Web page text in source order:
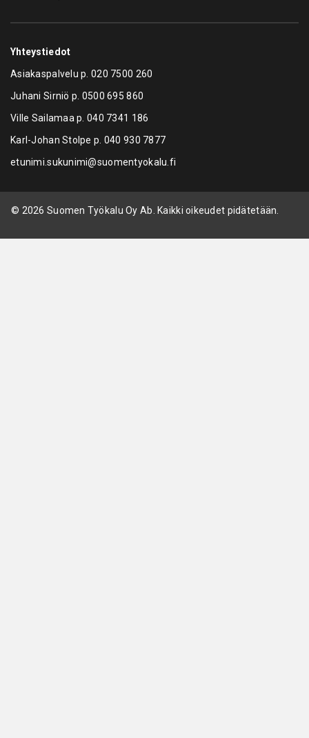
Yhteystiedot
Asiakaspalvelu p.020 7500 260
Juhani Sirniö p. 0500 695 860
Ville Sailamaa p.040 7341 186
Karl-Johan Stolpe p. 040 930 7877
etunimi.sukunimi@suomentyokalu.fi
© 2026 Suomen Työkalu Oy Ab. Kaikki oikeudet pidätetään.